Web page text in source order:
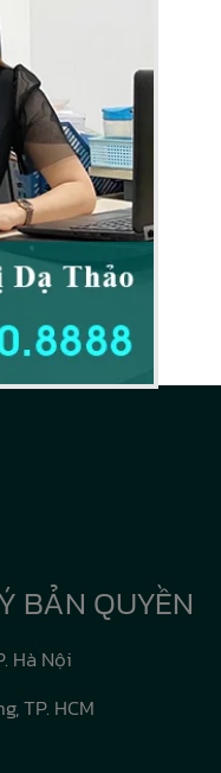
BẢN QUYỀN
Hà Nội
TP. HCM